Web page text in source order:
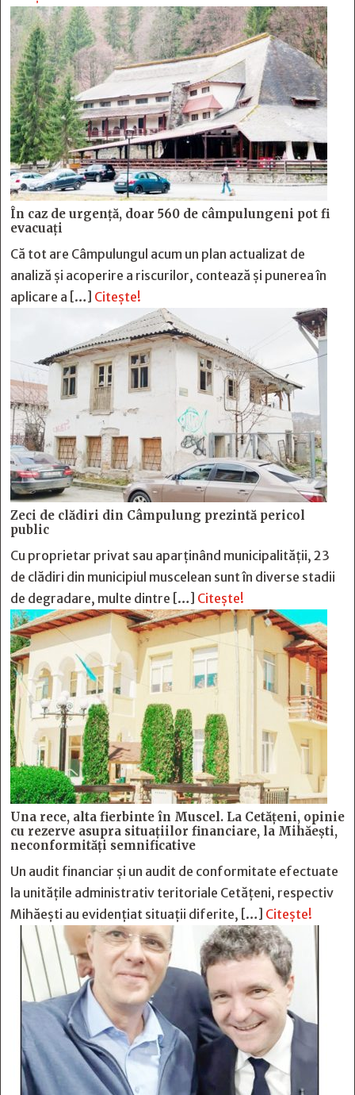
În caz de urgență, doar 560 de câmpulungeni pot fi
evacuați
Că tot are Câmpulungul acum un plan actualizat de
analiză și acoperire a riscurilor, contează și punerea în
aplicare a […] Citește!
Zeci de clădiri din Câmpulung prezintă pericol
public
Cu proprietar privat sau aparținând municipalității, 23
de clădiri din municipiul muscelean sunt în diverse stadii
de degradare, multe dintre […] Citește!
Una rece, alta fierbinte în Muscel. La Cetăţeni, opinie
cu rezerve asupra situaţiilor financiare, la Mihăeşti,
neconformităţi semnificative
Un audit financiar și un audit de conformitate efectuate
la unitățile administrativ teritoriale Cetățeni, respectiv
Mihăești au evidențiat situații diferite, […] Citește!